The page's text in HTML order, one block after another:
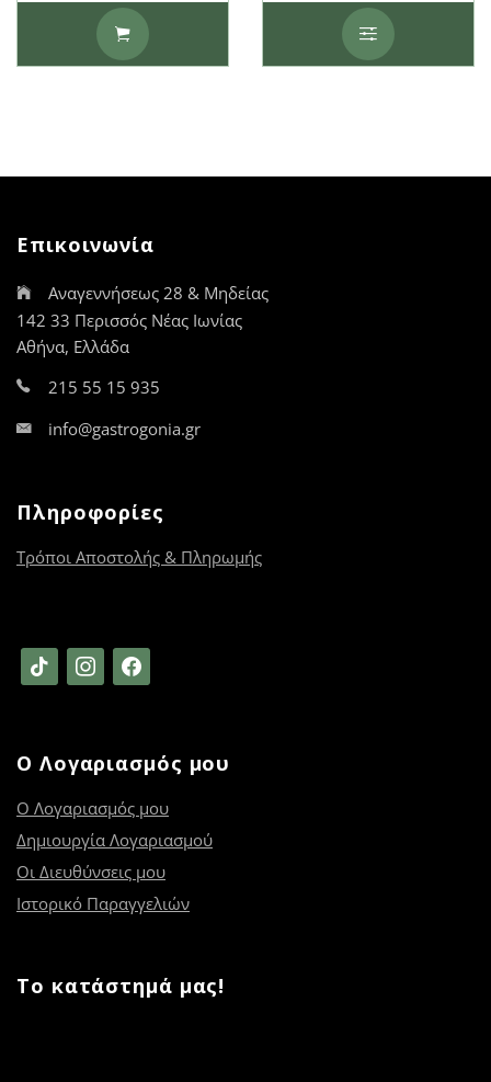
200,00 €
το
προϊόν
επιλογές
επιλεγούν
σελίδα
του
19,40 €
το
προϊόν
επιλογές
Επικοινωνία
Αναγεννήσεως 28 & Μηδείας
142 33 Περισσός Νέας Ιωνίας
Αθήνα, Ελλάδα
215 55 15 935
info@gastrogonia.gr
Πληροφορίες
Τρόποι Αποστολής & Πληρωμής
tiktok instagramfacebook
Ο Λογαριασμός μου
Ο Λογαριασμός μου
Δημιουργία Λογαριασμού
Οι Διευθύνσεις μου
Ιστορικό Παραγγελιών
Το κατάστημά μας!